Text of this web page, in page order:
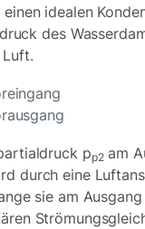
idealen
des
pp2am
durch eine
sie am